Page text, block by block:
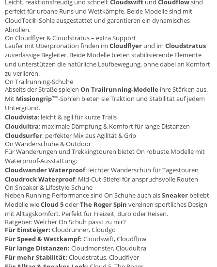
Leicht, reaktionsfreudig und schnell:Cloudswift und Cloudflowsind
perfekt für urbane Runs und Wettkämpfe. Beide Modelle sind mit
CloudTec®-Sohle ausgestattet und garantieren ein dynamisches
Abrollen.
On Cloudflyer & Cloudstratus – extra Support
Läufer mit Überpronation finden im Cloudflyer und im Cloudstratus
zuverlässige Begleiter. Beide Modelle bieten stabilisierende Elemente
und unterstützen die natürliche Laufbewegung, ohne dabei an Komfort
zu verlieren.
On Trailrunning-Schuhe
Abseits der Straße spielen On Trailrunning-Modelle ihre Stärken aus.
Mit Missiongrip™-Sohlen bieten sie Traktion und Stabilität auf jedem
Untergrund.
Cloudvista: leicht & agil für kurze Trails
Cloudultra: maximale Dämpfung & Komfort für lange Distanzen
Cloudsurfer: perfekter Mix aus Agilität & Grip
On Wanderschuhe & Outdoor
Für Wanderungen und Trekkingtouren bietet On robuste Modelle mit
Waterproof-Ausstattung:
Cloudwander Waterproof: leichter Wanderschuh für Tagestouren
Cloudrock Waterproof: Mid-Cut-Stiefel für anspruchsvolle Routen
On Sneaker & Lifestyle-Schuhe
Neben Running-Performance sind On Schuhe auch alsSneaker beliebt.
Modelle wieCloud 5oderThe Roger Spin vereinen sportliches Design
mit Alltagskomfort. Perfekt für Freizeit, Büro oder Reisen.
Ratgeber: Welcher On Schuh passt zu mir?
Für Einsteiger: Cloudrunner, Cloudgo
Für Speed & Wettkampf: Cloudswift, Cloudflow
Für lange Distanzen: Cloudmonster, Cloudultra
Für mehr Stabilität: Cloudstratus, Cloudflyer